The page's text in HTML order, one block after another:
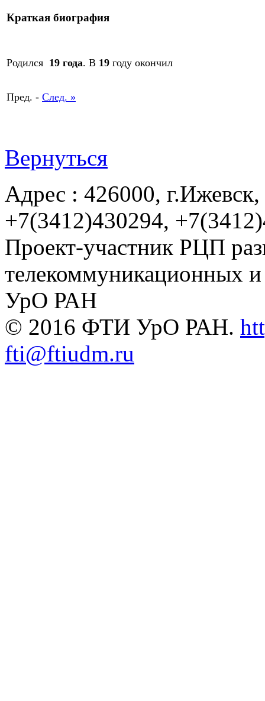
Краткая биография
Родился 19 года. В 19 году окончил
Пред. - След. »
Вернуться
Адрес : 426000,
+7(3412)430294,
Проект-участник РЦП
телекоммуникационных
УрО РАН
© 2016 ФТИ УрО РАН.
fti@ftiudm.ru